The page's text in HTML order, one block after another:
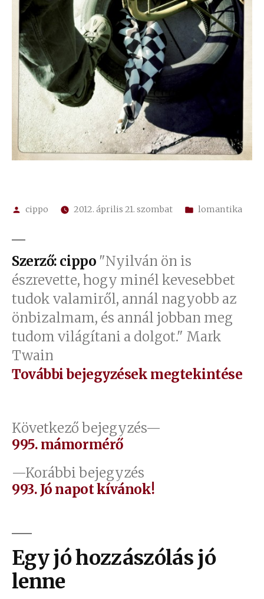
Szerző:
cippo 2012. április 21. szombat Kategória:
lomantika
Szerző: cippo "Nyilván ön is
észrevette, hogy minél kevesebbet
tudok valamiről, annál nagyobb az
önbizalmam, és annál jobban meg
tudom világítani a dolgot." Mark
Twain
További bejegyzések megtekintése
Bejegyzés
navigáció
Korábbi bejegyzés
bejegyzés:
993. Jó napot kívánok!
Következő bejegyzés
995. mámormérő
Egy jó hozzászólás jó
lenne